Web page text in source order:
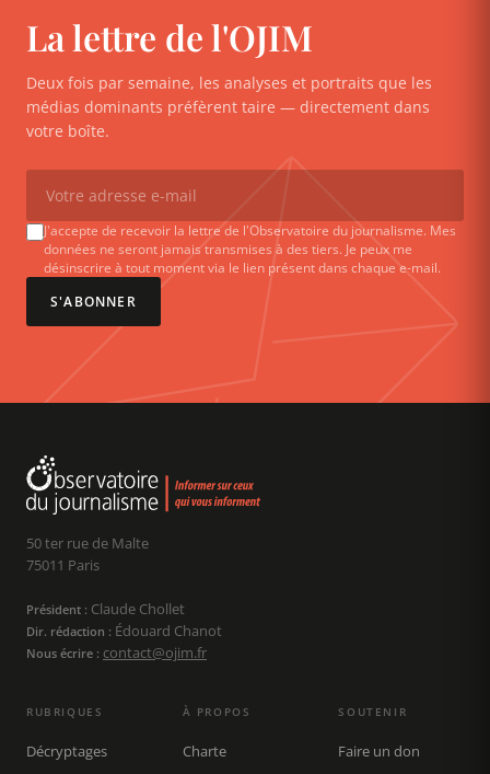
La lettre de l'OJIM
Deux fois par semaine, les analyses et portraits que les
médias dominants préfèrent taire — directement dans
votre boîte.
J'accepte de recevoir la lettre de l'Observatoire du journalisme. Mes
données ne seront jamais transmises à des tiers. Je peux me
désinscrire à tout moment via le lien présent dans chaque e-mail.
S'ABONNER
50 ter rue de Malte
75011 Paris
Président : Claude Chollet
Dir. rédaction : Édouard Chanot
Nous écrire : contact@ojim.fr
RUBRIQUES
Décryptages
À PROPOS
Charte
SOUTENIR
Faire un don